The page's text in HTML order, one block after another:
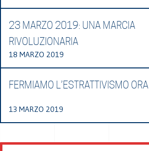
23 MARZO 2019: UNA MARCIA
RIVOLUZIONARIA
18 MARZO 2019
FERMIAMO L’ESTRATTIVISMO ORA
13 MARZO 2019